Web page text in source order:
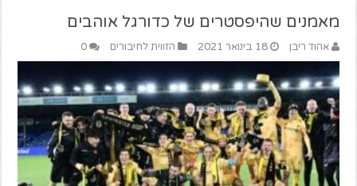
מאמנים שהיפסטרים של כדורגל אוהבים
אהוד ריבן 18 בינואר 2021 הזווית לחיבורים 0